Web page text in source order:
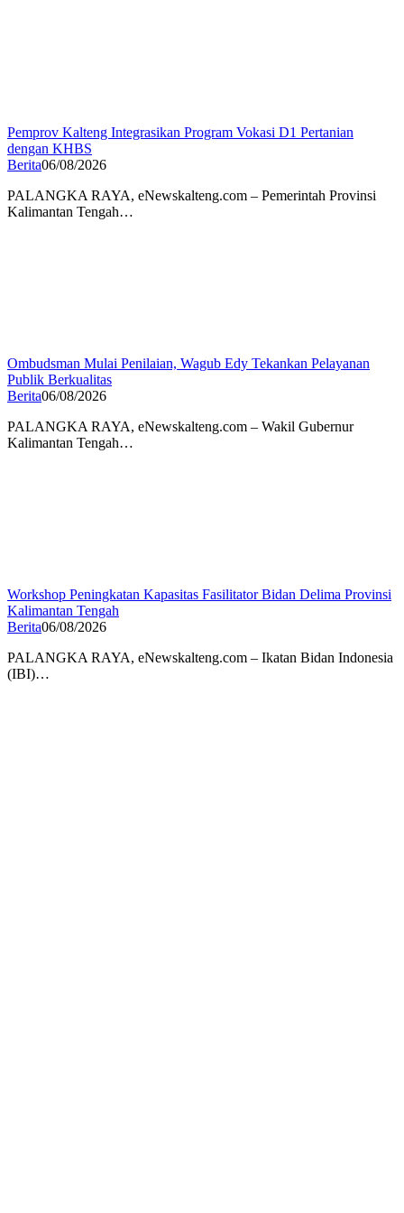
Pemprov Kalteng Integrasikan Program Vokasi D1 Pertanian
dengan KHBS
Berita06/08/2026
PALANGKA RAYA, eNewskalteng.com – Pemerintah Provinsi
Kalimantan Tengah…
Ombudsman Mulai Penilaian, Wagub Edy Tekankan Pelayanan
Publik Berkualitas
Berita06/08/2026
PALANGKA RAYA, eNewskalteng.com – Wakil Gubernur
Kalimantan Tengah…
Workshop Peningkatan Kapasitas Fasilitator Bidan Delima Provinsi
Kalimantan Tengah
Berita06/08/2026
PALANGKA RAYA, eNewskalteng.com – Ikatan Bidan Indonesia
(IBI)…